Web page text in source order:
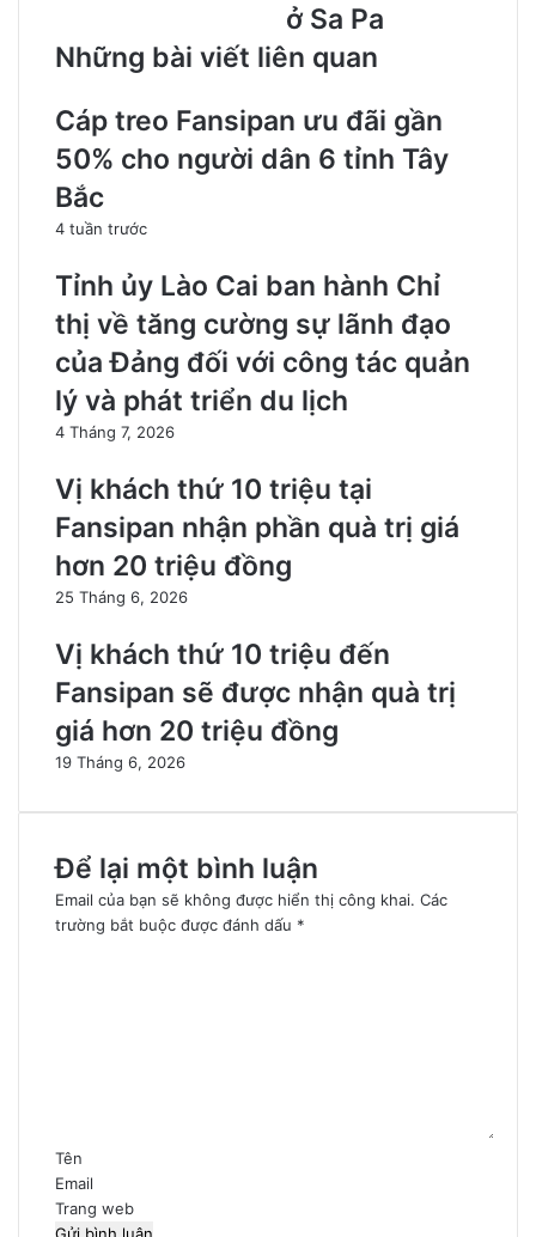
ở Sa Pa
Những bài viết liên quan
Cáp treo Fansipan ưu đãi gần
50% cho người dân 6 tỉnh Tây
Bắc
4 tuần trước
Tỉnh ủy Lào Cai ban hành Chỉ
thị về tăng cường sự lãnh đạo
của Đảng đối với công tác quản
lý và phát triển du lịch
4 Tháng 7, 2026
Vị khách thứ 10 triệu tại
Fansipan nhận phần quà trị giá
hơn 20 triệu đồng
25 Tháng 6, 2026
Vị khách thứ 10 triệu đến
Fansipan sẽ được nhận quà trị
giá hơn 20 triệu đồng
19 Tháng 6, 2026
Để lại một bình luận
Email của bạn sẽ không được hiển thị công khai. Các
trường bắt buộc được đánh dấu *
*
Tên
Email
Trang web